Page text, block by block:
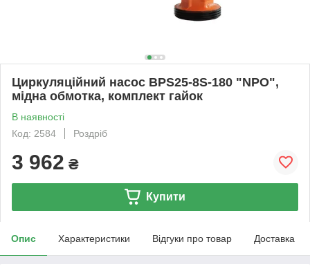
Циркуляційний насос BPS25-8S-180 "NPO",
мідна обмотка, комплект гайок
В наявності
Код: 2584
Роздріб
3 962 ₴
Купити
Опис Характеристики Відгуки про товар Доставка